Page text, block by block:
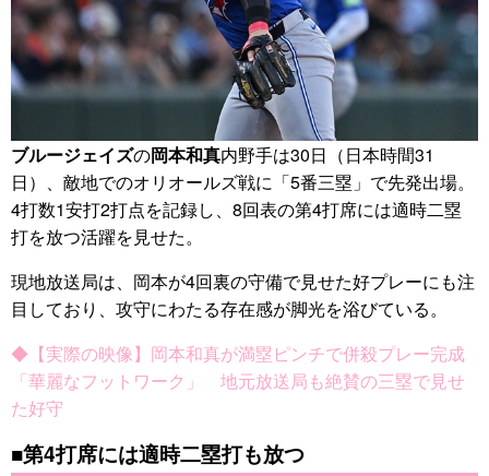
ブルージェイズの岡本和真内野手は30日（日本時間31
日）、敵地でのオリオールズ戦に「5番三塁」で先発出場。
4打数1安打2打点を記録し、8回表の第4打席には適時二塁
打を放つ活躍を見せた。
現地放送局は、岡本が4回裏の守備で見せた好プレーにも注
目しており、攻守にわたる存在感が脚光を浴びている。
◆【実際の映像】岡本和真が満塁ピンチで併殺プレー完成
「華麗なフットワーク」 地元放送局も絶賛の三塁で見せ
た好守
■第4打席には適時二塁打も放つ